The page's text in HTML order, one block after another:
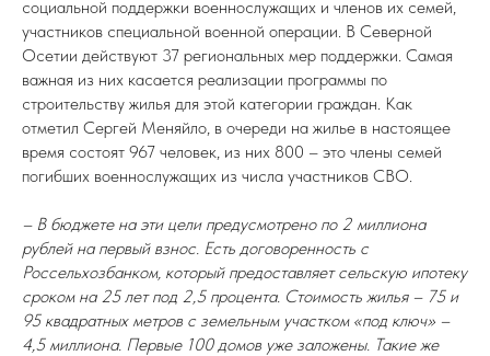
социальной поддержки военнослужащих и членов их семей,
участников специальной военной операции. В Северной
Осетии действуют 37 региональных мер поддержки. Самая
важная из них касается реализации программы по
строительству жилья для этой категории граждан. Как
отметил Сергей Меняйло, в очереди на жилье в настоящее
время состоят 967 человек, из них 800 – это члены семей
погибших военнослужащих из числа участников СВО.
– В бюджете на эти цели предусмотрено по 2 миллиона
рублей на первый взнос. Есть договоренность с
Россельхозбанком, который предоставляет сельскую ипотеку
сроком на 25 лет под 2,5 процента. Стоимость жилья – 75 и
95 квадратных метров с земельным участком «под ключ» –
4,5 миллиона. Первые 100 домов уже заложены. Такие же